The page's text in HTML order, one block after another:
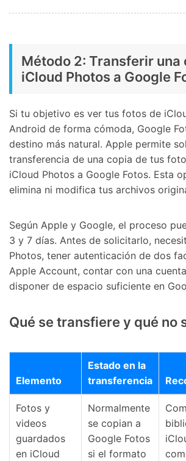
Tecnología IA: sin
Prueba
Método 2: Transferir una
iCloud Photos a Google
Si tu objetivo es ver tus fotos de
Android de forma cómoda, Google
destino más natural. Apple permite
transferencia de una copia de tus
iCloud Photos a Google Fotos. Esta
elimina ni modifica tus archivos
Según Apple y Google, el proceso
3 y 7 días. Antes de solicitarlo,
Photos, tener autenticación de dos
Apple Account, contar con una
disponer de espacio suficiente en
Qué se transfiere y qué no
Elemento
Estado en la
transferencia
Fotos y
videos
guardados
en iCloud
Normalmente
se copian a
Google Fotos
si el formato